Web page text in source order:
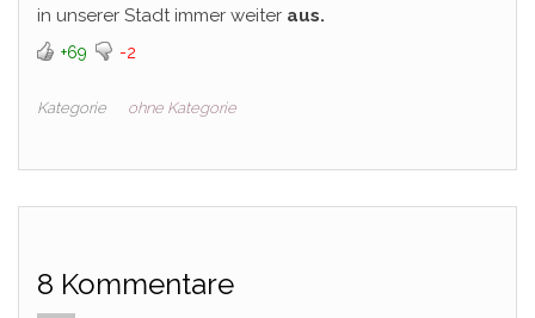
in unserer Stadt immer weiter aus.
+69 -2
Kategorie ohne Kategorie
8 Kommentare